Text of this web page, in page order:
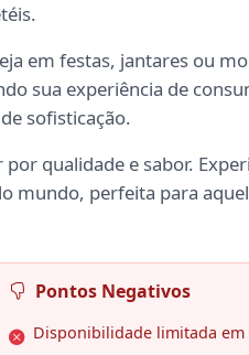
em festas, jantares ou
sua experiência de
sofisticação.
por qualidade e sabor.
mundo, perfeita para
Pontos Negativos
Disponibilidade limitada em